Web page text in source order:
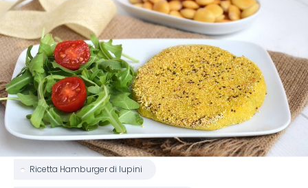
Ricetta Hamburger di lupini